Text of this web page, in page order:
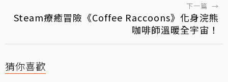
下一篇 →
Steam療癒冒險《Coffee Raccoons》化身浣熊
咖啡師溫暖全宇宙！
猜你喜歡